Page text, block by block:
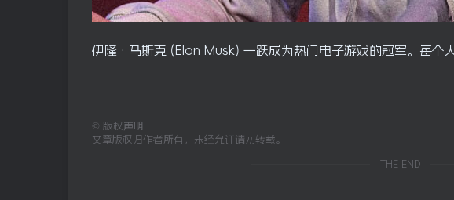
伊隆·马斯克 (Elon Musk) 一跃成为热门电子游戏的冠军。每个
© 版权声明
文章版权归作者所有，未经允许请勿转载。
THE END